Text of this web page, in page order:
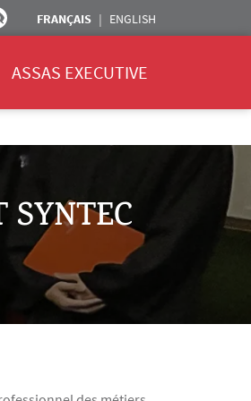
FRANÇAIS ENGLISH
ASSAS EXECUTIVE
SYNTEC